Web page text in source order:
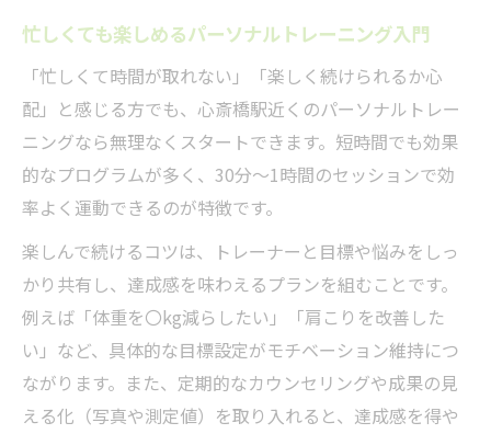
忙しくても楽しめるパーソナルトレーニング入門
「忙しくて時間が取れない」「楽しく続けられるか心
配」と感じる方でも、心斎橋駅近くのパーソナルトレー
ニングなら無理なくスタートできます。短時間でも効果
的なプログラムが多く、30分～1時間のセッションで効
率よく運動できるのが特徴です。
楽しんで続けるコツは、トレーナーと目標や悩みをしっ
かり共有し、達成感を味わえるプランを組むことです。
例えば「体重を〇kg減らしたい」「肩こりを改善した
い」など、具体的な目標設定がモチベーション維持につ
ながります。また、定期的なカウンセリングや成果の見
える化（写真や測定値）を取り入れると、達成感を得や